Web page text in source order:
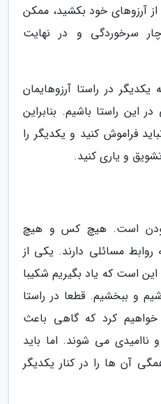
آرزوهای خود بکشید، ممکن
سرخوردگی و در نهایت
در راستا آرزوهایمان
این راستا باشیم. بنابراین
فراموش کنید و یکدیگر را
و یاری کنید.
بودن است. هیچ کس و هیچ
مسائلی دارند. یکی از
است که یاد بگیریم شکیبا
و ببخشیم. قطعا در راستا
کرد که گاهی باعث
می شوند. اما باید
آن ها را در کنار یکدیگر